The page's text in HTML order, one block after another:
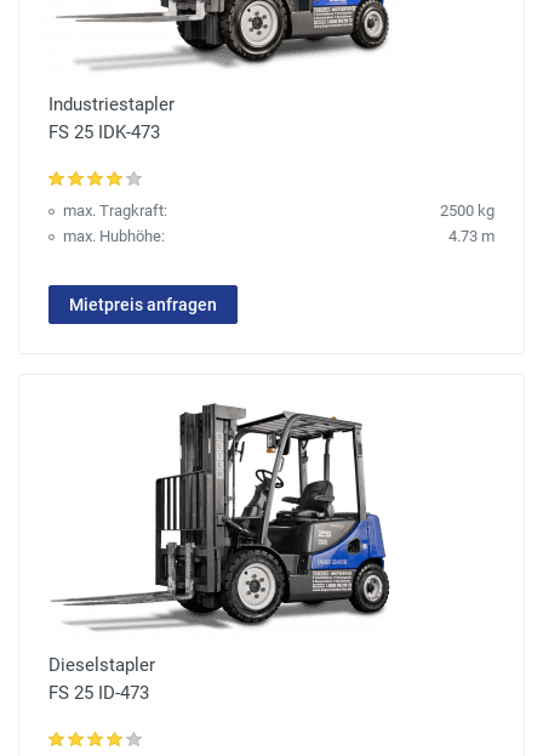
Industriestapler
FS 25 IDK-473
max. Tragkraft:
2500 kg
max. Hubhöhe:
4.73 m
Mietpreis anfragen
Dieselstapler
FS 25 ID-473